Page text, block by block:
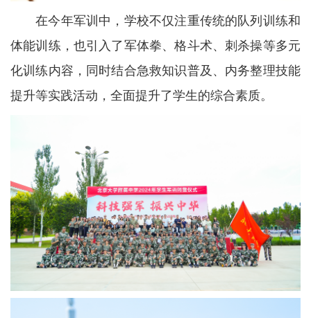
在今年军训中，学校不仅注重传统的队列训练和
体能训练，也引入了军体拳、格斗术、刺杀操等多元
化训练内容，同时结合急救知识普及、内务整理技能
提升等实践活动，全面提升了学生的综合素质。